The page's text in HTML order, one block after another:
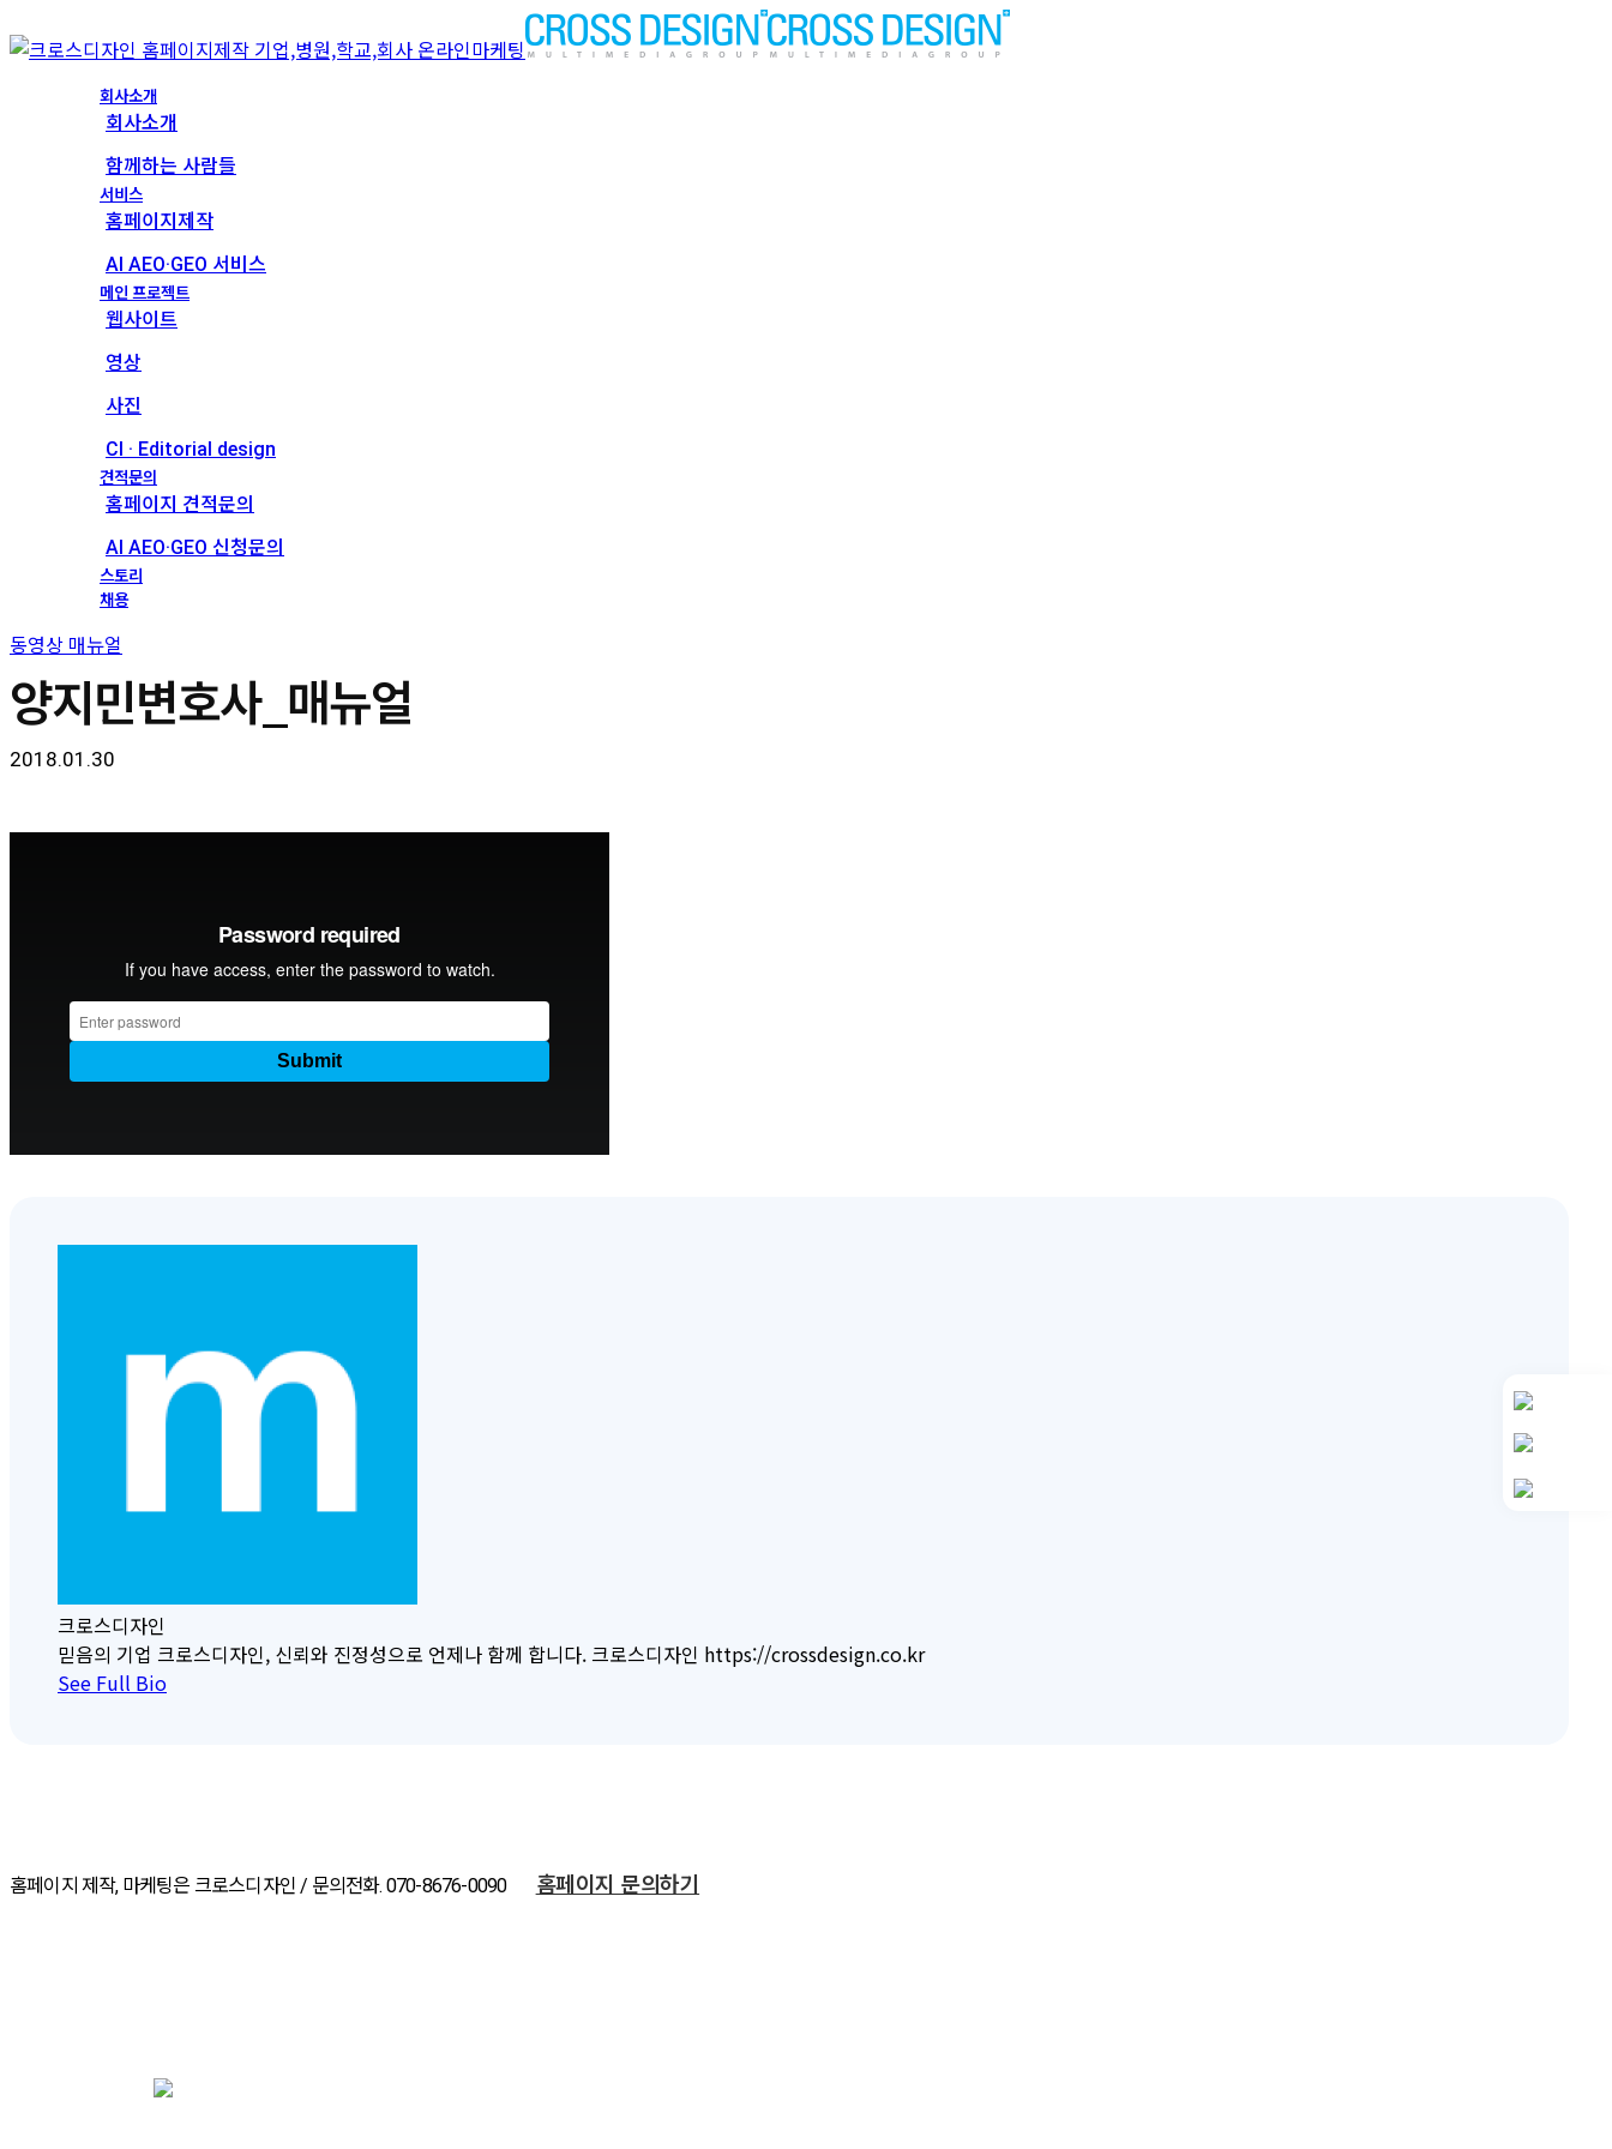
회사소개
회사소개
함께하는 사람들
서비스
홈페이지제작
AI AEO·GEO 서비스
메인 프로젝트
웹사이트
영상
사진
CI · Editorial design
견적문의
홈페이지 견적문의
AI AEO·GEO 신청문의
스토리
채용
동영상 매뉴얼
양지민변호사_매뉴얼
2018.01.30
크로스디자인
믿음의 기업 크로스디자인, 신뢰와 진정성으로 언제나 함께 합니다. 크로스디자인 https://crossdesign.co.kr
See Full Bio
홈페이지 제작, 마케팅은 크로스디자인 / 문의전화. 070-8676-0090 홈페이지 문의하기